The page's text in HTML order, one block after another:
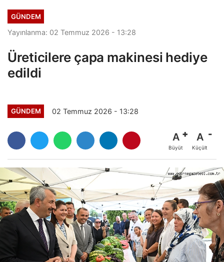
GÜNDEM
Yayınlanma: 02 Temmuz 2026 - 13:28
Üreticilere çapa makinesi hediye
edildi
GÜNDEM 02 Temmuz 2026 - 13:28
A
Büyüt
A
Küçült